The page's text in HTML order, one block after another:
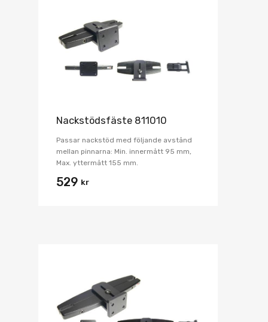
Nackstödsfäste 811010
Passar nackstöd med följande avstånd
mellan pinnarna: Min. innermått 95 mm,
Max. yttermått 155 mm.
529 kr